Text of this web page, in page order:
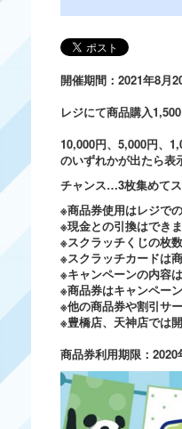
開催期間：2021年8月
レジにて商品購入
10,000円、5,000円、
のいずれかが出たら表
チャンス…3枚集めて
※商品券使用はレジで
※現金との引換はでき
※スクラッチくじの枚
※スクラッチカードは
※キャンペーンの内容
※商品券はキャンペー
※他の商品券や割引サ
※豊橋店、天神店では
商品券利用期限：